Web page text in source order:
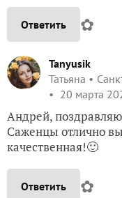
Ответить ✿
Tanyusik
Татьяна
20 марта
Андрей,
Саженцы отлично
качественная!🙂
Ответить ✿